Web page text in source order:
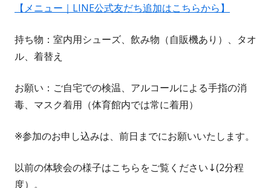
【メニュー｜LINE公式友だち追加はこちらから】
持ち物：室内用シューズ、飲み物（自販機あり）、タオ
ル、着替え
お願い：ご自宅での検温、アルコールによる手指の消
毒、マスク着用（体育館内では常に着用）
※参加のお申し込みは、前日までにお願いいたします。
以前の体験会の様子はこちらをご覧ください↓(2分程
度）。